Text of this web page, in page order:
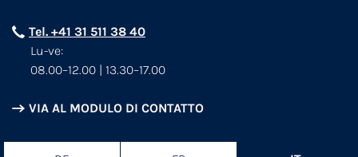
Tel. +41 31 511 38 40
Lu-ve:
08.00–12.00 | 13.30–17.00
VIA AL MODULO DI CONTATTO